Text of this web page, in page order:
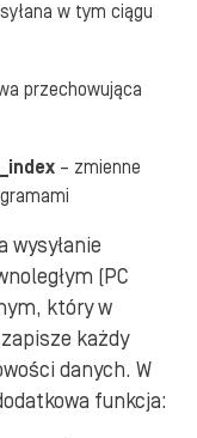
w tym ciągu
przechowująca
– zmienne
wysyłanie
(PC
który w
każdy
danych. W
funkcja: